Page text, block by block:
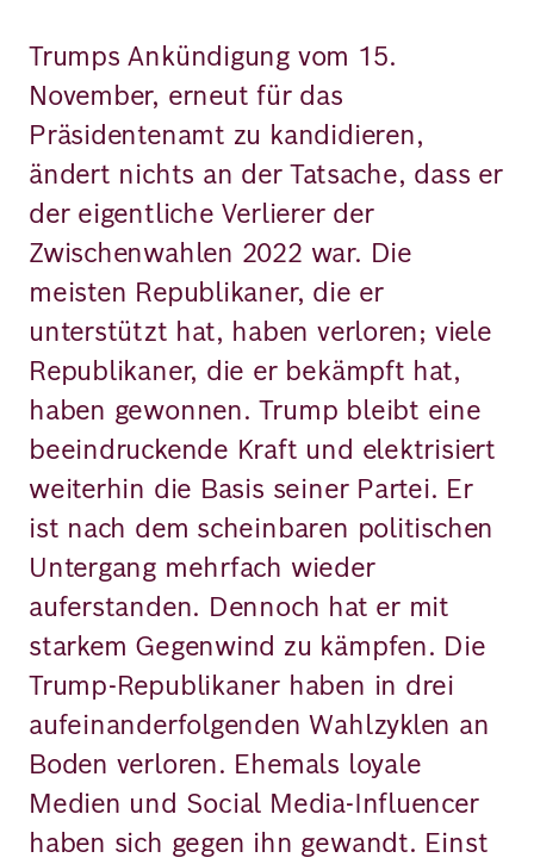
Trumps Ankündigung vom 15.
November, erneut für das
Präsidentenamt zu kandidieren,
ändert nichts an der Tatsache, dass er
der eigentliche Verlierer der
Zwischenwahlen 2022 war. Die
meisten Republikaner, die er
unterstützt hat, haben verloren; viele
Republikaner, die er bekämpft hat,
haben gewonnen. Trump bleibt eine
beeindruckende Kraft und elektrisiert
weiterhin die Basis seiner Partei. Er
ist nach dem scheinbaren politischen
Untergang mehrfach wieder
auferstanden. Dennoch hat er mit
starkem Gegenwind zu kämpfen. Die
Trump-Republikaner haben in drei
aufeinanderfolgenden Wahlzyklen an
Boden verloren. Ehemals loyale
Medien und Social Media-Influencer
haben sich gegen ihn gewandt. Einst